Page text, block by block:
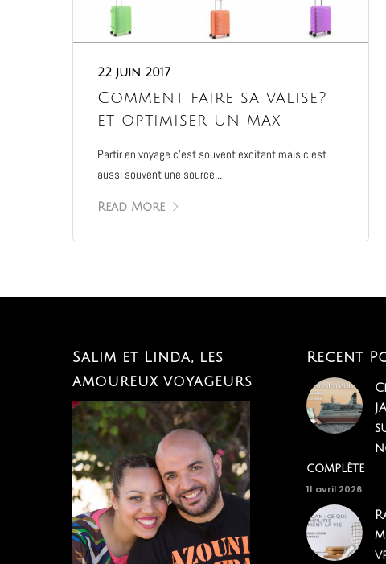
22 juin 2017
Comment faire sa valise?
et optimiser un max
Partir en voyage c’est souvent excitant mais c’est
aussi souvent une source...
Read More
Salim et Linda, les
amoureux voyageurs
Recent
complète
11 avril 2026